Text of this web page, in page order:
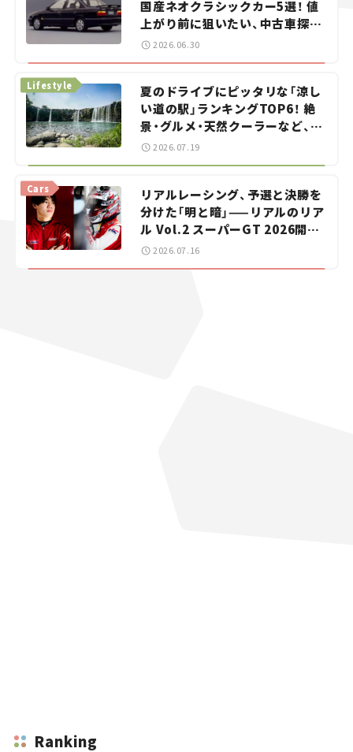
国産ネオクラシックカー5選！ 値
上がり前に狙いたい、中古車探し
をお手伝い――ちょっとイケてるマ
2026.06.30
夏のドライブにピッタリな「涼し
い道の駅」ランキングTOP6！ 絶
景・グルメ・天然クーラーなど、避
暑におすすめのスポットを紹介
Lifestyle
2026.07.19
リアルレーシング、予選と決勝を
分けた「明と暗」——リアルのリア
ル Vol.2 スーパーGT 2026開幕
戦 岡山国際サーキット
Cars
2026.07.16
Ranking